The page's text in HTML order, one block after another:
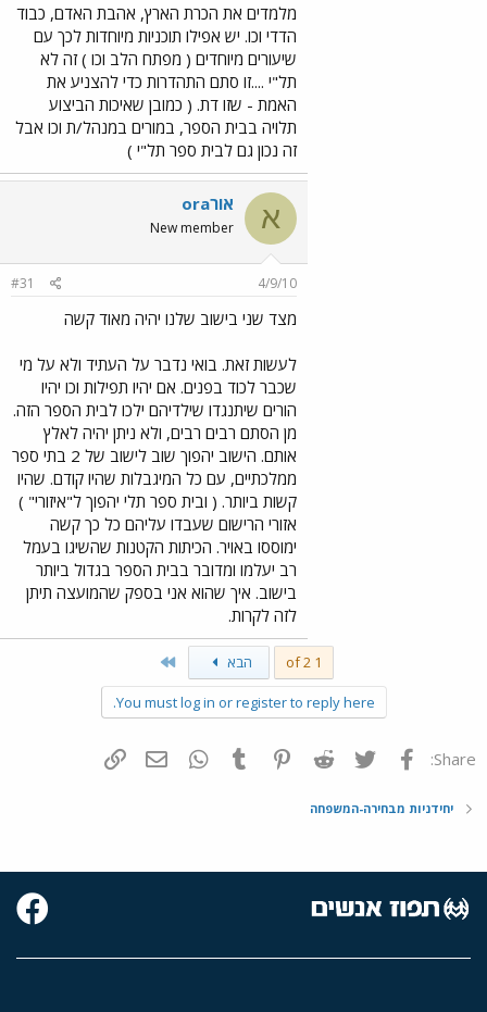
מלמדים את הכרת הארץ, אהבת האדם, כבוד
הדדי וכו. יש אפילו תוכניות מיוחדות לכך עם
שיעורים מיוחדים ( מפתח הלב וכו ) זה לא
תל"י ....זו סתם התהדרות כדי להצניע את
האמת - שזו דת. ( כמובן שאיכות הביצוע
תלויה בבית הספר, במורים במנהל/ת וכו אבל
זה נכון גם לבית ספר תל"י )
א אורora
New member
4/9/10
#31
מצד שני בישוב שלנו יהיה מאוד קשה
לעשות זאת. בואי נדבר על העתיד ולא על מי
שכבר לכוד בפנים. אם יהיו תפילות וכו יהיו
הורים שיתנגדו שילדיהם ילכו לבית הספר הזה.
מן הסתם רבים רבים, ולא ניתן יהיה לאלץ
אותם. הישוב יהפוך שוב לישוב של 2 בתי ספר
ממלכתיים, עם כל המיגבלות שהיו קודם. שהיו
קשות ביותר. ( ובית ספר תלי יהפוך ל"איזורי" )
אזורי הרישום שעבדו עליהם כל כך קשה
ימוססו באויר. הכיתות הקטנות שהשיגו בעמל
רב יעלמו ומדובר בבית הספר בגדול ביותר
בישוב. איך שהוא אני בספק שהמועצה תיתן
לזה לקרות.
1 of 2 הבא
You must log in or register to reply here.
Share: פייסבוק Twitter
Reddit
Pinterest
Tumblr
WhatsAppדואר אלקטרוני
יחידניות מבחירה-המשפחה